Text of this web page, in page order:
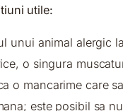
utile:
unui animal alergic
o singura
o mancarime care
este posibil sa